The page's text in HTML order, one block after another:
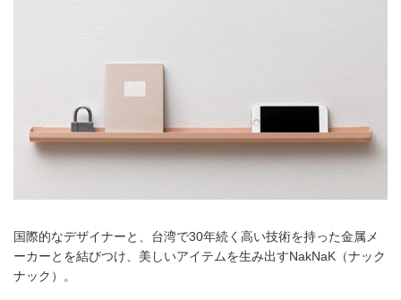
国際的なデザイナーと、台湾で30年続く高い技術を持った金属メ
ーカーとを結びつけ、美しいアイテムを生み出すNakNaK（ナック
ナック）。